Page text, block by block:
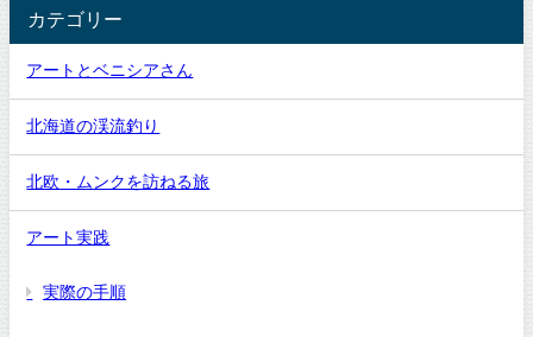
カテゴリー
アートとベニシアさん
北海道の渓流釣り
北欧・ムンクを訪ねる旅
アート実践
実際の手順